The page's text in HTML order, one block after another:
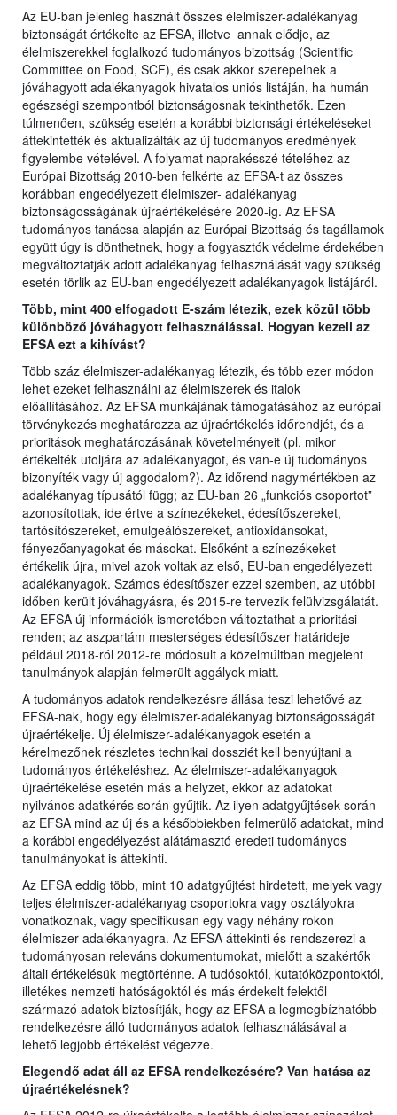
Az EU-ban jelenleg használt összes élelmiszer-adalékanyag
biztonságát értékelte az EFSA, illetve annak elődje, az
élelmiszerekkel foglalkozó tudományos bizottság (Scientific
Committee on Food, SCF), és csak akkor szerepelnek a
jóváhagyott adalékanyagok hivatalos uniós listáján, ha humán
egészségi szempontból biztonságosnak tekinthetők. Ezen
túlmenően, szükség esetén a korábbi biztonsági értékeléseket
áttekintették és aktualizálták az új tudományos eredmények
figyelembe vételével. A folyamat naprakésszé tételéhez az
Európai Bizottság 2010-ben felkérte az EFSA-t az összes
korábban engedélyezett élelmiszer- adalékanyag
biztonságosságának újraértékelésére 2020-ig. Az EFSA
tudományos tanácsa alapján az Európai Bizottság és tagállamok
együtt úgy is dönthetnek, hogy a fogyasztók védelme érdekében
megváltoztatják adott adalékanyag felhasználását vagy szükség
esetén törlik az EU-ban engedélyezett adalékanyagok listájáról.
Több, mint 400 elfogadott E-szám létezik, ezek közül több
különböző jóváhagyott felhasználással. Hogyan kezeli az
EFSA ezt a kihívást?
Több száz élelmiszer-adalékanyag létezik, és több ezer módon
lehet ezeket felhasználni az élelmiszerek és italok
előállításához. Az EFSA munkájának támogatásához az európai
törvénykezés meghatározza az újraértékelés időrendjét, és a
prioritások meghatározásának követelményeit (pl. mikor
értékelték utoljára az adalékanyagot, és van-e új tudományos
bizonyíték vagy új aggodalom?). Az időrend nagymértékben az
adalékanyag típusától függ; az EU-ban 26 „funkciós csoportot”
azonosítottak, ide értve a színezékeket, édesítőszereket,
tartósítószereket, emulgeálószereket, antioxidánsokat,
fényezőanyagokat és másokat. Elsőként a színezékeket
értékelik újra, mivel azok voltak az első, EU-ban engedélyezett
adalékanyagok. Számos édesítőszer ezzel szemben, az utóbbi
időben került jóváhagyásra, és 2015-re tervezik felülvizsgálatát.
Az EFSA új információk ismeretében változtathat a prioritási
renden; az aszpartám mesterséges édesítőszer határideje
például 2018-ról 2012-re módosult a közelmúltban megjelent
tanulmányok alapján felmerült aggályok miatt.
A tudományos adatok rendelkezésre állása teszi lehetővé az
EFSA-nak, hogy egy élelmiszer-adalékanyag biztonságosságát
újraértékelje. Új élelmiszer-adalékanyagok esetén a
kérelmezőnek részletes technikai dossziét kell benyújtani a
tudományos értékeléshez. Az élelmiszer-adalékanyagok
újraértékelése esetén más a helyzet, ekkor az adatokat
nyilvános adatkérés során gyűjtik. Az ilyen adatgyűjtések során
az EFSA mind az új és a későbbiekben felmerülő adatokat, mind
a korábbi engedélyezést alátámasztó eredeti tudományos
tanulmányokat is áttekinti.
Az EFSA eddig több, mint 10 adatgyűjtést hirdetett, melyek vagy
teljes élelmiszer-adalékanyag csoportokra vagy osztályokra
vonatkoznak, vagy specifikusan egy vagy néhány rokon
élelmiszer-adalékanyagra. Az EFSA áttekinti és rendszerezi a
tudományosan releváns dokumentumokat, mielőtt a szakértők
általi értékelésük megtörténne. A tudósoktól, kutatóközpontoktól,
illetékes nemzeti hatóságoktól és más érdekelt felektől
származó adatok biztosítják, hogy az EFSA a legmegbízhatóbb
rendelkezésre álló tudományos adatok felhasználásával a
lehető legjobb értékelést végezze.
Elegendő adat áll az EFSA rendelkezésére? Van hatása az
újraértékelésnek?